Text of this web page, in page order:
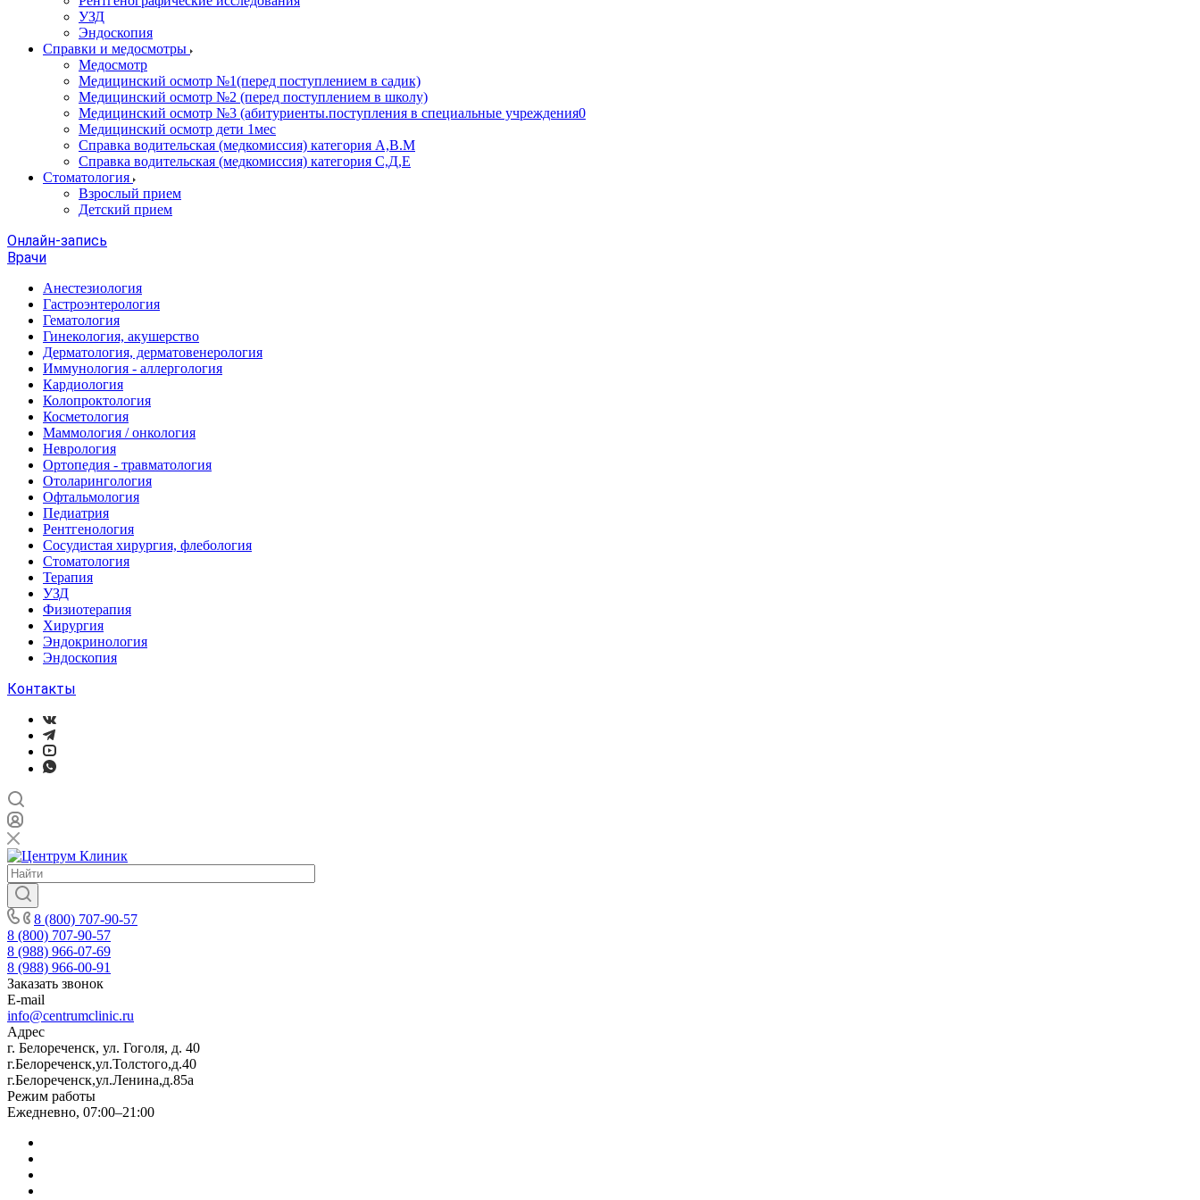
УЗД
Эндоскопия
Справки и медосмотры
Медосмотр
Медицинский осмотр №1(перед поступлением в садик)
Медицинский осмотр №2 (перед поступлением в школу)
Медицинский осмотр №3 (абитуриенты.поступления в специальные учреждения0
Медицинский осмотр дети 1мес
Справка водительская (медкомиссия) категория А,В.М
Справка водительская (медкомиссия) категория С,Д,Е
Стоматология
Взрослый прием
Детский прием
Онлайн-запись
Врачи
Анестезиология
Гастроэнтерология
Гематология
Гинекология, акушерство
Дерматология, дерматовенерология
Иммунология - аллергология
Кардиология
Колопроктология
Косметология
Маммология / онкология
Неврология
Ортопедия - травматология
Отоларингология
Офтальмология
Педиатрия
Рентгенология
Сосудистая хирургия, флебология
Стоматология
Терапия
УЗД
Физиотерапия
Хирургия
Эндокринология
Эндоскопия
Контакты
8 (800) 707-90-57
8 (800) 707-90-57
8 (988) 966-07-69
8 (988) 966-00-91
Заказать звонок
E-mail
info@centrumclinic.ru
Адрес
г. Белореченск, ул. Гоголя, д. 40
г.Белореченск,ул.Толстого,д.40
г.Белореченск,ул.Ленина,д.85а
Режим работы
Ежедневно, 07:00–21:00